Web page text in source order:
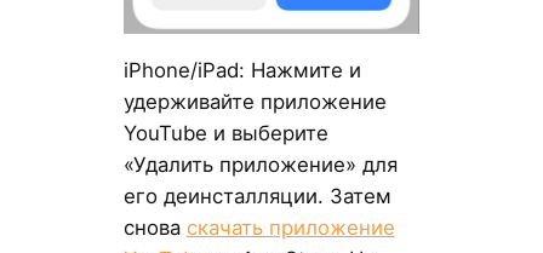
iPhone/iPad: Нажмите и
удерживайте приложение
YouTube и выберите
«Удалить приложение» для
его деинсталляции. Затем
снова скачать приложение